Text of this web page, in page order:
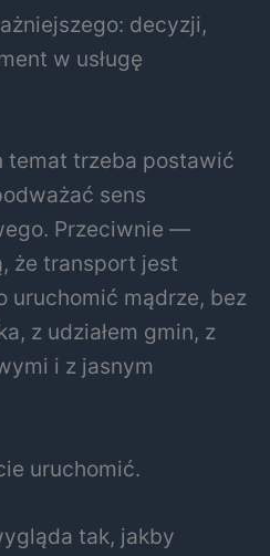
decyzji,
w usługę
temat trzeba postawić
sens
Przeciwnie —
że transport jest
uruchomić mądrze, bez
z udziałem gmin, z
i z jasnym
uruchomić.
tak, jakby